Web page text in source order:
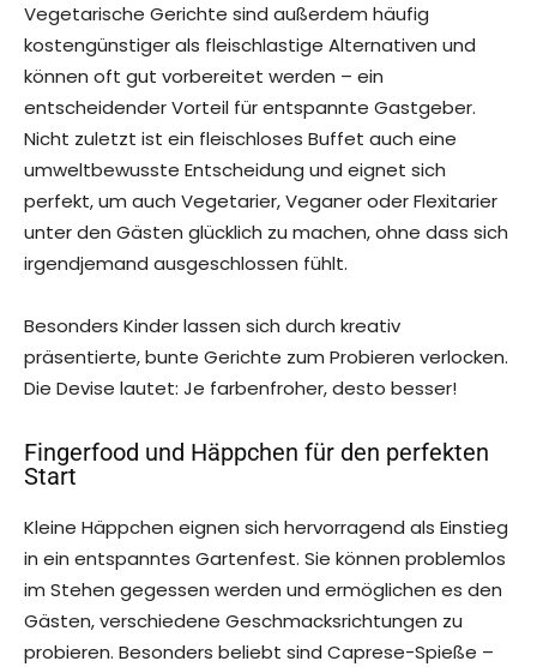
Vegetarische Gerichte sind außerdem häufig
kostengünstiger als fleischlastige Alternativen und
können oft gut vorbereitet werden – ein
entscheidender Vorteil für entspannte Gastgeber.
Nicht zuletzt ist ein fleischloses Buffet auch eine
umweltbewusste Entscheidung und eignet sich
perfekt, um auch Vegetarier, Veganer oder Flexitarier
unter den Gästen glücklich zu machen, ohne dass sich
irgendjemand ausgeschlossen fühlt.
Besonders Kinder lassen sich durch kreativ
präsentierte, bunte Gerichte zum Probieren verlocken.
Die Devise lautet: Je farbenfroher, desto besser!
Fingerfood und Häppchen für den perfekten
Start
Kleine Häppchen eignen sich hervorragend als Einstieg
in ein entspanntes Gartenfest. Sie können problemlos
im Stehen gegessen werden und ermöglichen es den
Gästen, verschiedene Geschmacksrichtungen zu
probieren. Besonders beliebt sind Caprese-Spieße –